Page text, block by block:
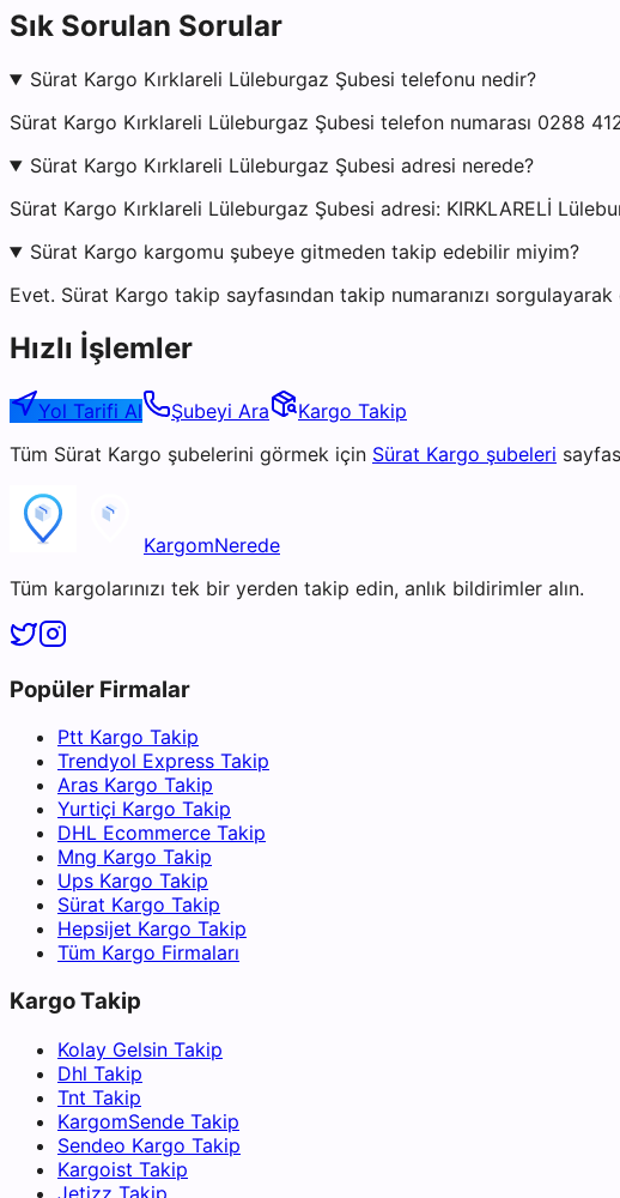
Sık Sorulan Sorular
Sürat Kargo Kırklareli Lüleburgaz Şubesi telefonu nedir?
Sürat Kargo Kırklareli Lüleburgaz Şubesi telefon numarası 0288
Sürat Kargo Kırklareli Lüleburgaz Şubesi adresi nerede?
Sürat Kargo Kırklareli Lüleburgaz Şubesi adresi: KIRKLARELİ
Sürat Kargo kargomu şubeye gitmeden takip edebilir miyim?
Evet. Sürat Kargo takip sayfasından takip numaranızı
Hızlı İşlemler
Yol Tarifi Al Şubeyi Ara
Kargo Takip
Tüm Sürat Kargo şubelerini görmek için Sürat Kargo şubeleri
KargomNerede
Tüm kargolarınızı tek bir yerden takip edin, anlık bildirimler alın.
Popüler Firmalar
Ptt Kargo Takip
Trendyol Express Takip
Aras Kargo Takip
Yurtiçi Kargo Takip
DHL Ecommerce Takip
Mng Kargo Takip
Ups Kargo Takip
Sürat Kargo Takip
Hepsijet Kargo Takip
Tüm Kargo Firmaları
Kargo Takip
Kolay Gelsin Takip
Dhl Takip
Tnt Takip
KargomSende Takip
Sendeo Kargo Takip
Kargoist Takip
Jetizz Takip